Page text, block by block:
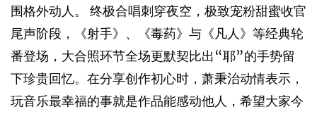
围格外动人。 终极合唱刺穿夜空，极致宠粉甜蜜收官
尾声阶段，《射手》、《毒药》与《凡人》等经典轮
番登场，大合照环节全场更默契比出“耶”的手势留
下珍贵回忆。在分享创作初心时，萧秉治动情表示，
玩音乐最幸福的事就是作品能感动他人，希望大家今